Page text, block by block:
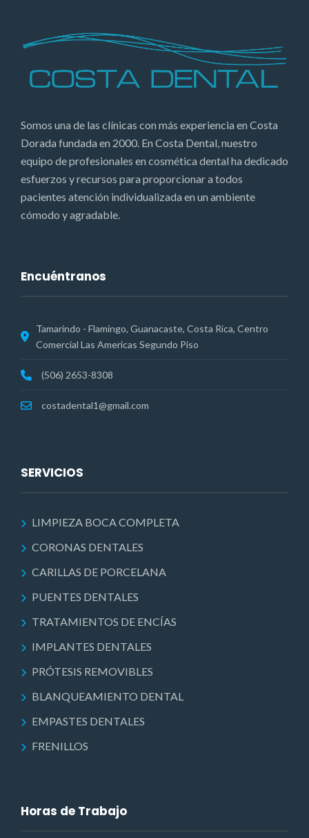
Somos una de las clínicas con más experiencia en Costa
Dorada fundada en 2000. En Costa Dental, nuestro
equipo de profesionales en cosmética dental ha dedicado
esfuerzos y recursos para proporcionar a todos
pacientes atención individualizada en un ambiente
cómodo y agradable.
Encuéntranos
Tamarindo - Flamingo, Guanacaste, Costa Rica, Centro
Comercial Las Americas Segundo Piso
(506) 2653-8308
costadental1@gmail.com
SERVICIOS
LIMPIEZA BOCA COMPLETA
CORONAS DENTALES
CARILLAS DE PORCELANA
PUENTES DENTALES
TRATAMIENTOS DE ENCÍAS
IMPLANTES DENTALES
PRÓTESIS REMOVIBLES
BLANQUEAMIENTO DENTAL
EMPASTES DENTALES
FRENILLOS
Horas de Trabajo